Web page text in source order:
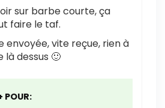
sur barbe courte, ça
faire le taf.
envoyée, vite reçue, rien à
là dessus 🙂
POUR: